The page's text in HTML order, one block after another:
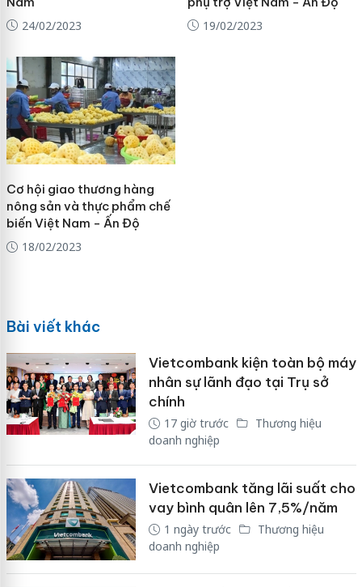
24/02/2023
19/02/2023
Cơ hội giao thương hàng
nông sản và thực phẩm chế
biến Việt Nam - Ấn Độ
18/02/2023
Bài viết khác
Vietcombank kiện toàn bộ máy
nhân sự lãnh đạo tại Trụ sở
chính
17 giờ trước
Thương hiệu
doanh nghiệp
Vietcombank tăng lãi suất cho
vay bình quân lên 7,5%/năm
1 ngày trước
Thương hiệu
doanh nghiệp